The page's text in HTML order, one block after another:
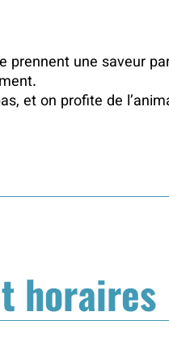
prennent une saveur
et on profite de
horaires